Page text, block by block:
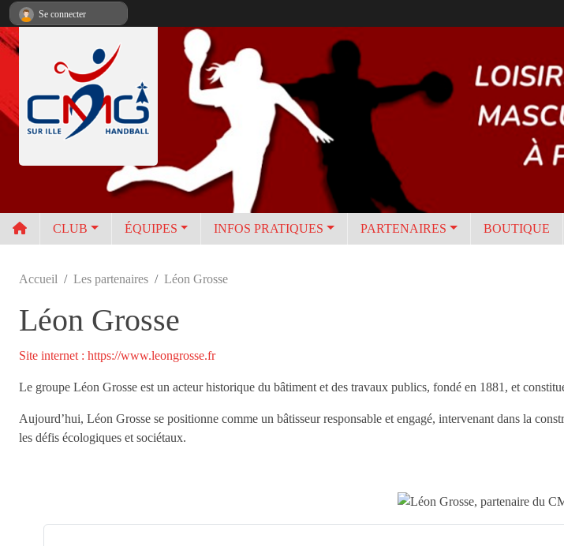
CLUB ÉQUIPES INFOS PRATIQUES PARTENAIRES BOUTIQUE
Accueil Les partenaires Léon Grosse
Léon Grosse
Site internet : https://www.leongrosse.fr
Le groupe Léon Grosse est un acteur historique du bâtiment et des travaux publics, fondé en 1881, et
Aujourd’hui, Léon Grosse se positionne comme un bâtisseur responsable et engagé, intervenant dans la
les défis écologiques et sociétaux.
Se connecter
Panneau de gestion des cookies